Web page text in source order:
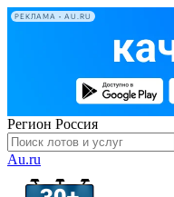
РЕКЛАМА • AU.RU
Регион Россия
Au.ru